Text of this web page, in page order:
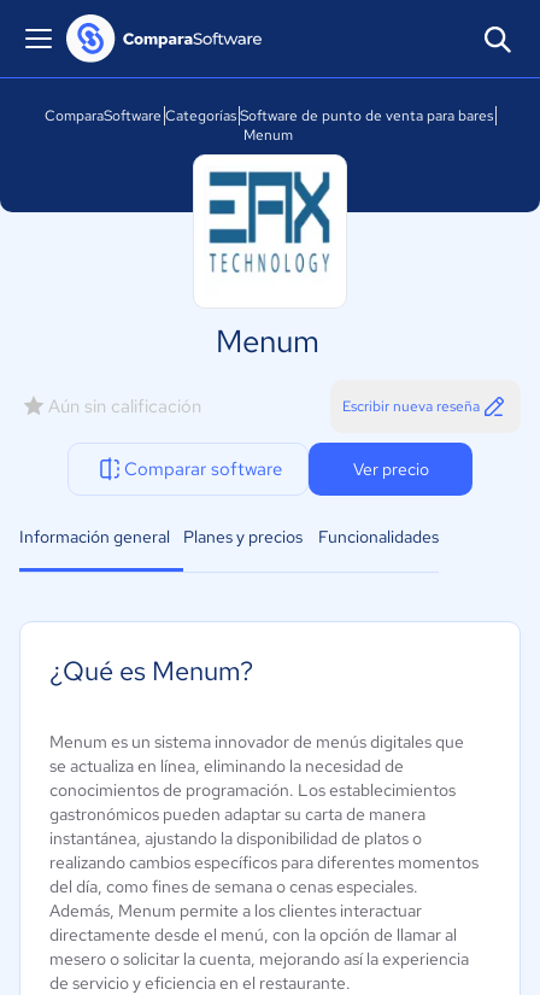
ComparaSoftware Categorías Software de punto de venta para bares
Menum
Menum
Aún sin calificación Escribir nueva reseña
Comparar software Ver precio
Información general Planes y precios Funcionalidades
¿Qué es Menum?
Menum es un sistema innovador de menús digitales que
se actualiza en línea, eliminando la necesidad de
conocimientos de programación. Los establecimientos
gastronómicos pueden adaptar su carta de manera
instantánea, ajustando la disponibilidad de platos o
realizando cambios específicos para diferentes momentos
del día, como fines de semana o cenas especiales.
Además, Menum permite a los clientes interactuar
directamente desde el menú, con la opción de llamar al
mesero o solicitar la cuenta, mejorando así la experiencia
de servicio y eficiencia en el restaurante.